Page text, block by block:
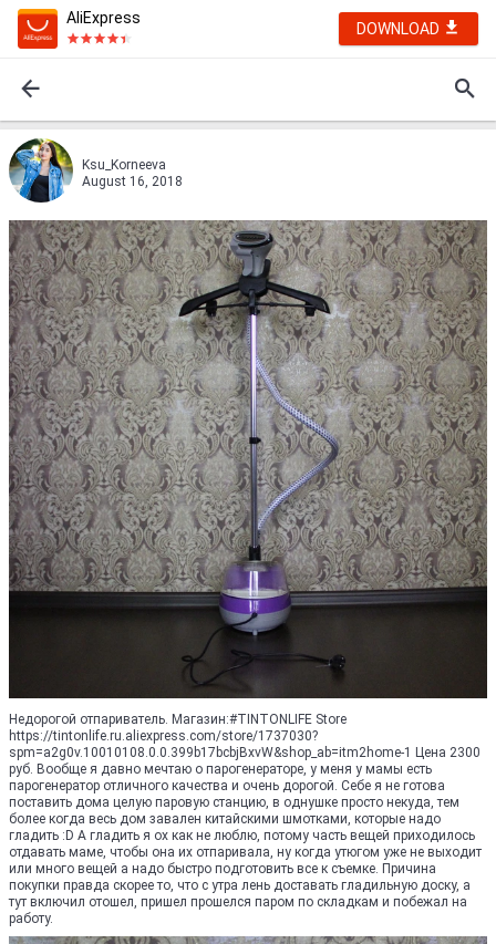
AliExpress
DOWNLOAD
Ksu_Korneeva
August 16, 2018
Недорогой отпариватель. Магазин:#TINTONLIFE Store
https://tintonlife.ru.aliexpress.com/store/1737030?
spm=a2g0v.10010108.0.0.399b17bcbjBxvW&shop_ab=itm2home-1 Цена 2300
руб. Вообще я давно мечтаю о парогенераторе, у меня у мамы есть
парогенератор отличного качества и очень дорогой. Себе я не готова
поставить дома целую паровую станцию, в однушке просто некуда, тем
более когда весь дом завален китайскими шмотками, которые надо
гладить :D А гладить я ох как не люблю, потому часть вещей приходилось
отдавать маме, чтобы она их отпаривала, ну когда утюгом уже не выходит
или много вещей а надо быстро подготовить все к съемке. Причина
покупки правда скорее то, что с утра лень доставать гладильную доску, а
тут включил отошел, пришел прошелся паром по складкам и побежал на
работу.